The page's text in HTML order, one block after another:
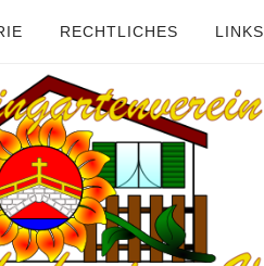
RECHTLICHES LINKS